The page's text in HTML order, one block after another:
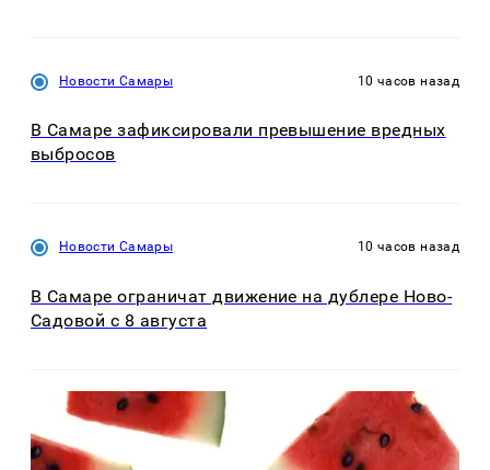
Новости Самары 10 часов назад
В Самаре зафиксировали превышение вредных
выбросов
Новости Самары 10 часов назад
В Самаре ограничат движение на дублере Ново-
Садовой с 8 августа